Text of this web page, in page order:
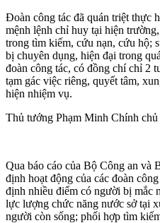
Đoàn công tác đã quán triệt thực
mệnh lệnh chỉ huy tại hiện
trong tìm kiếm, cứu nạn, cứu hộ;
bị chuyên dụng, hiện đại trong
đoàn công tác, có đồng chí chỉ 2
tạm gác việc riêng, quyết tâm,
hiện nhiệm vụ.
Thủ tướng Phạm Minh Chính
Qua báo cáo của Bộ Công an và
định hoạt động của các đoàn
định nhiều điểm có người bị mắc
lực lượng chức năng nước sở tại
người còn sống; phối hợp tìm